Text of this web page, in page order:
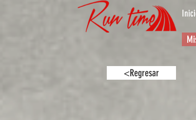
<Regresar